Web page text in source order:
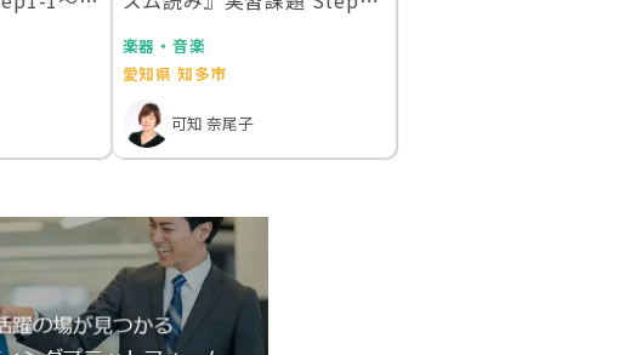
楽器・音楽
愛知県 知多市
可知 奈尾子